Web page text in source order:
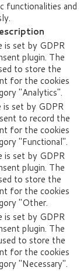
functionalities and
is set by GDPR
plugin. The
to store the
for the cookies
"Analytics".
is set by GDPR
to record the
for the cookies
"Functional".
is set by GDPR
plugin. The
to store the
for the cookies
"Other.
is set by GDPR
plugin. The
to store the
for the cookies
"Necessary".